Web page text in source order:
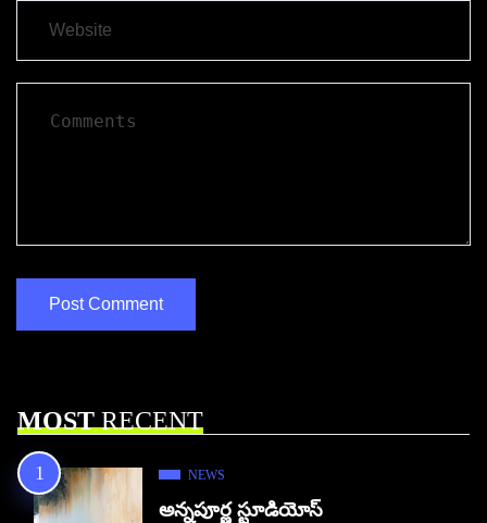
MOSTRECENT
NEWS
అన్నపూర్ణ స్టూడియోస్